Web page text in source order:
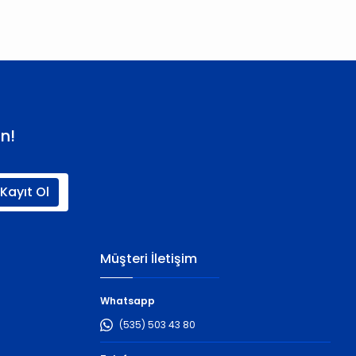
Kayıt Ol
Müşteri İletişim
Whatsapp
(535) 503 43 80